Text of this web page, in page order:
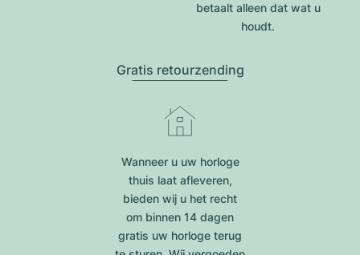
betaalt alleen dat wat u
houdt.
Gratis retourzending
Wanneer u uw horloge
thuis laat afleveren,
bieden wij u het recht
om binnen 14 dagen
gratis uw horloge terug